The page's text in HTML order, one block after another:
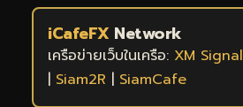
iCafeFX Network
เครือข่ายเว็บในเครือ: XM Signal
| Siam2R | SiamCafe